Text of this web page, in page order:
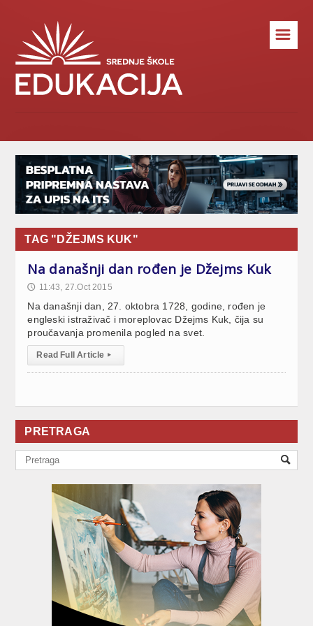
☰
TAG "DŽEJMS KUK"
Na današnji dan rođen je Džejms Kuk
🕔 11:43, 27.Oct 2015
Na današnji dan, 27. oktobra 1728, godine, rođen je
engleski istraživač i moreplovac Džejms Kuk, čija su
proučavanja promenila pogled na svet.
Read Full Article ▸
PRETRAGA